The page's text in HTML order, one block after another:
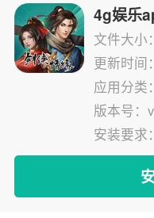
4g娱乐
文件大小
更新时间
应用分类
版本号：
安装要求